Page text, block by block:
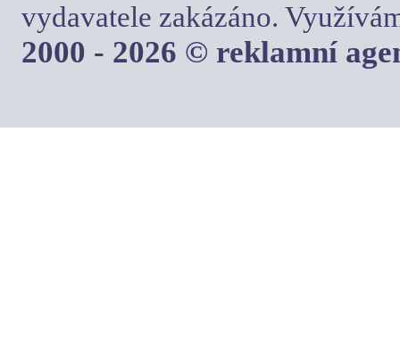
vydavatele zakázáno.
2000 - 2026 © reklamní